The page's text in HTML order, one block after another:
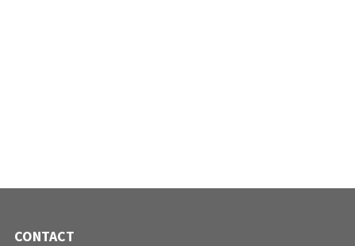
CONTACT